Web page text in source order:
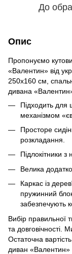
До
Опис
Пропонуємо
«Валентин» від
250х160 см,
дивана
Підходить
механізмом
Просторе
розкладання.
Підлокітники
Велика
Каркас із
пружинний
забезпечують
Вибір правильної
та
Остаточна
диван «Валентин»